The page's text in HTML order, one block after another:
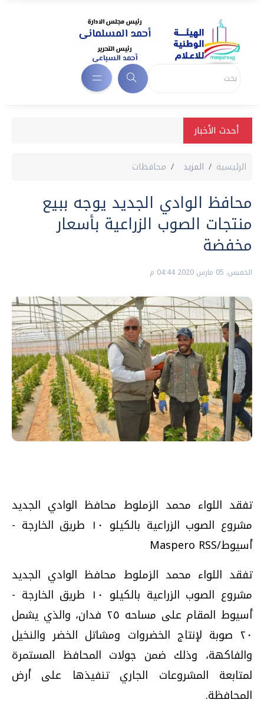
أحدث الأخبار
الرئيسية المزيد محافظات
محافظ الوادي الجديد يوجه ببيع
منتجات الصوب الزراعية بأسعار
مخفضة
الخميس، 05 مارس 2020 04:44 م
تفقد اللواء محمد الزملوط محافظ الوادي الجديد
مشروع الصوب الزراعية بالكيلو ١٠ طريق الخارجة -
أسيوط/Maspero RSS
تفقد اللواء محمد الزملوط محافظ الوادي الجديد
مشروع الصوب الزراعية بالكيلو ١٠ طريق الخارجة -
أسيوط المقام على مساحه ٢٥ فدان، والذي يشمل
٢٠ صوبة لإنتاج الخضروات ومشاتل الخضر والنخيل
والفاكهة، وذلك ضمن جولات المحافظ المستمرة
لمتابعة المشروعات الجاري تنفيذها على أرض
المحافظة.